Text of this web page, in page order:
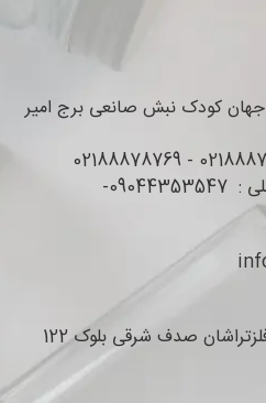
جهان کودک نبش صانعی برج امیر
واتس اپ و پیام‌رسان‌های داخلی : 09044353547-
شهرک صنعتی خاوران سایت فلزتراشان صدف شرقی بلوک 122